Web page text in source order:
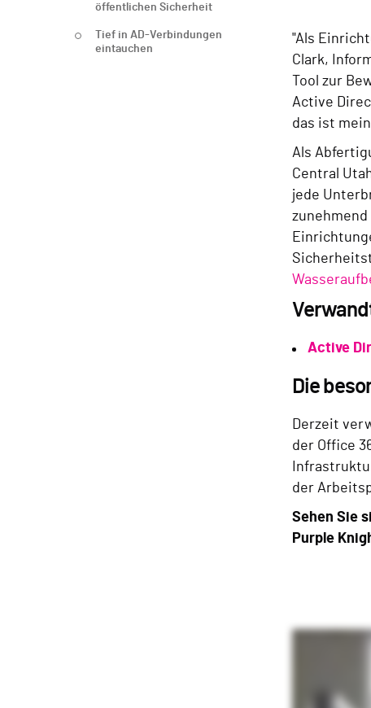
öffentlichen Sicherheit
Tief in AD-Verbindungen
eintauchen
"Als
Clark,
Tool zur
Active
das ist
Als
Central
jede
Active
Die
Derzeit
der Office
der
Sehen Sie
Purple